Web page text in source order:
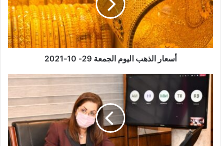
29-
10-
2021
أسعار الذهب اليوم الجمعة 29- 10-2021
السعيد:
22,9
مليار
جنيه
الاستثمارات
الكلية
المستهدفة